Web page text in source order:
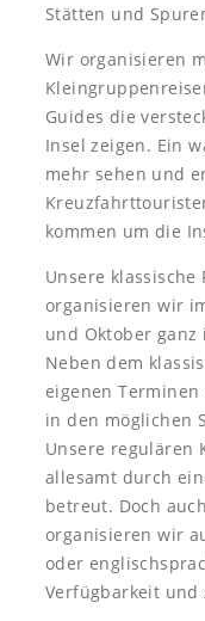
Stätten und
Wir organisieren
Guides die
Insel zeigen. Ein
mehr sehen und
kommen um die
Unsere
organisieren wir
und Oktober
Neben dem
eigenen
in den möglichen
Unsere regulären
allesamt durch
betreut. Doch
organisieren wir
oder
Verfügbarkeit und